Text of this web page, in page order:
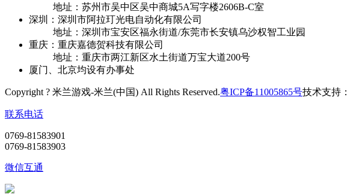
地址：苏州市吴中区吴中商城5A写字楼2606B-C室
深圳：深圳市阿拉玎光电自动化有限公司
地址：深圳市宝安区福永街道/东莞市长安镇乌沙权智工业园
重庆：重庆嘉德贺科技有限公司
地址：重庆市两江新区水土街道万宝大道200号
厦门、北京均设有办事处
Copyright ? 米兰游戏-米兰(中国) All Rights Reserved.粤ICP备11005865号技术支持：
联系电话
0769-81583901
0769-81583903
微信互通